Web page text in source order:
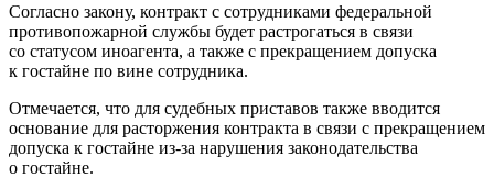
Согласно закону, контракт с сотрудниками федеральной
противопожарной службы будет растрогаться в связи
со статусом иноагента, а также с прекращением допуска
к гостайне по вине сотрудника.
Отмечается, что для судебных приставов также вводится
основание для расторжения контракта в связи с прекращением
допуска к гостайне из-за нарушения законодательства
о гостайне.